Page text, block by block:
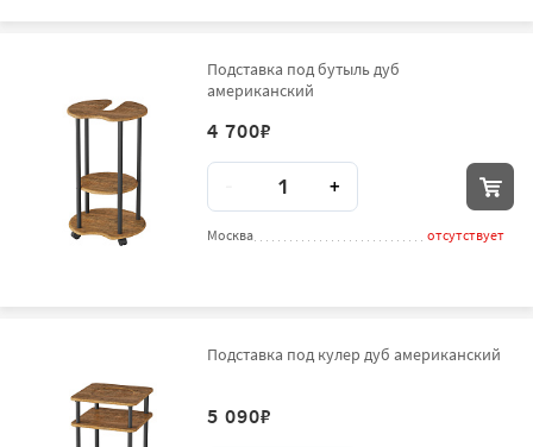
Подставка под бутыль дуб
американский
4 700₽
Количество
+
Москва отсутствует
Подставка под кулер дуб американский
5 090₽